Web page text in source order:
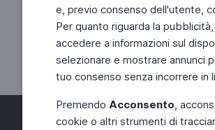
e, previo consenso dell'utente,
Per quanto riguarda la
accedere a informazioni sul
selezionare e mostrare annunci
tuo consenso senza incorrere in
Premendo Acconsento,
cookie o altri strumenti di